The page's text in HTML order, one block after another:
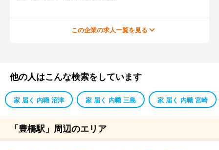
この企業の求人一覧を見る
他の人はこんな検索をしています
家 届く 内職 沼津 家 届く 内職 三島 家 届く 内職 宮崎
「豊橋駅」周辺のエリア